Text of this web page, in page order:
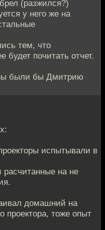
(разжился?)
у него же на
тем, что
будет почитать отчет.
были бы Дмитрию
испытывали в
расчитанные на не
домашний на
проектора, тоже опыт